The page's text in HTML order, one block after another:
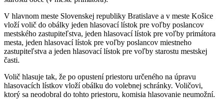
V hlavnom meste Slovenskej republiky Bratislave a v meste Košice
vloží volič do obálky jeden hlasovací lístok pre voľby poslancov
mestského zastupiteľstva, jeden hlasovací lístok pre voľby primátora
mesta, jeden hlasovací lístok pre voľby poslancov miestneho
zastupiteľstva a jeden hlasovací lístok pre voľby starostu mestskej
časti.
Volič hlasuje tak, že po opustení priestoru určeného na úpravu
hlasovacích lístkov vloží obálku do volebnej schránky. Voličovi,
ktorý sa neodobral do tohto priestoru, komisia hlasovanie neumožní.